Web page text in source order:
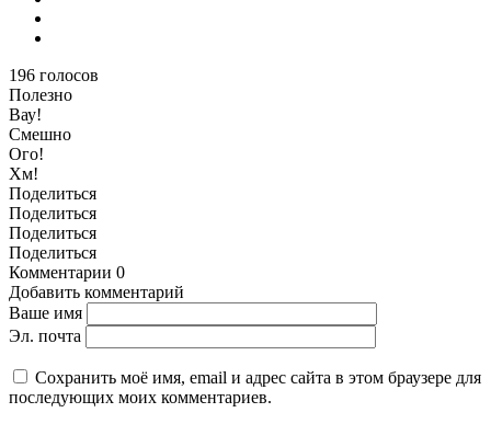
196 голосов
Полезно
Вау!
Смешно
Ого!
Хм!
Поделиться
Поделиться
Поделиться
Поделиться
Комментарии 0
Добавить комментарий
Ваше имя
Эл. почта
Сохранить моё имя, email и адрес сайта в этом браузере для
последующих моих комментариев.